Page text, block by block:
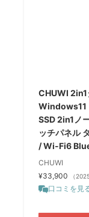
CHUWI 2in1
Windows11
SSD 2in1ノ
ッチパネル
/ Wi-Fi6
CHUWI
¥33,900
（
口コミを見